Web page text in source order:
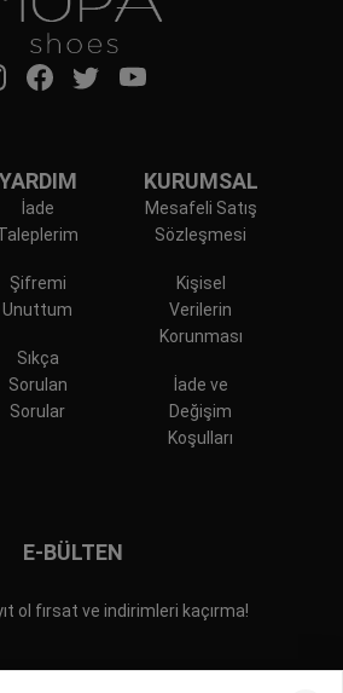
YARDIM
İade
Şifremi
Unuttum
Sıkça
Sorulan
Sorular
KURUMSAL
Mesafeli Satış
Sözleşmesi
Kişisel
Verilerin
Korunması
İade ve
Değişim
Koşulları
E-BÜLTEN
ol fırsat ve indirimleri kaçırma!